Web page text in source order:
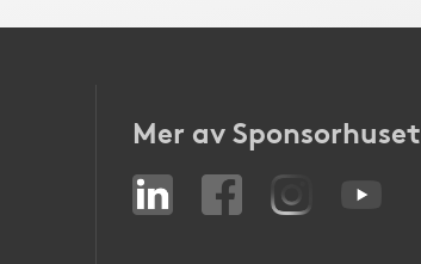
Mer av Sponsorhuset